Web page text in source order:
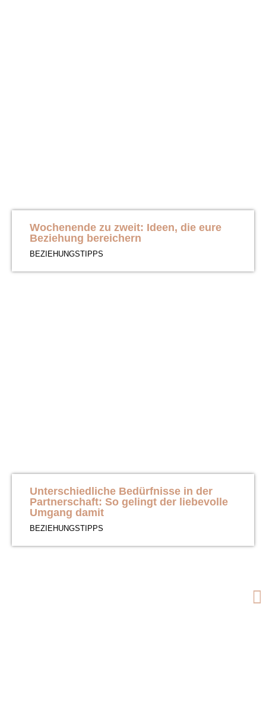
Wochenende zu zweit: Ideen, die eure
Beziehung bereichern
BEZIEHUNGSTIPPS
Unterschiedliche Bedürfnisse in der
Partnerschaft: So gelingt der liebevolle
Umgang damit
BEZIEHUNGSTIPPS